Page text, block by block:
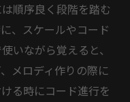
順序良く段階を踏む
、スケールやコード
いながら覚えると、
メロディ作りの際に
る時にコード進行を